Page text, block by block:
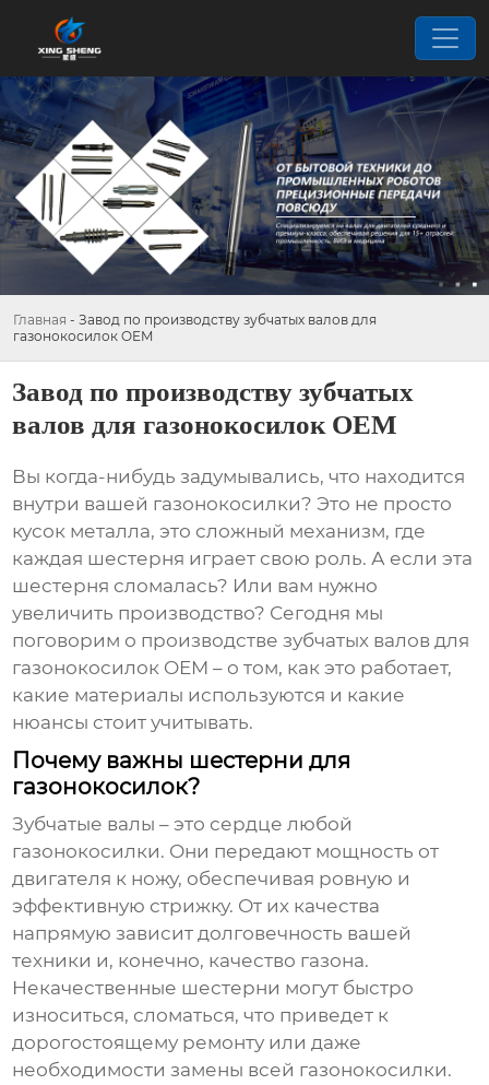
Главная - Завод по производству зубчатых валов для
газонокосилок OEM
Завод по производству зубчатых
валов для газонокосилок OEM
Вы когда-нибудь задумывались, что находится
внутри вашей газонокосилки? Это не просто
кусок металла, это сложный механизм, где
каждая шестерня играет свою роль. А если эта
шестерня сломалась? Или вам нужно
увеличить производство? Сегодня мы
поговорим о производстве зубчатых валов для
газонокосилок OEM – о том, как это работает,
какие материалы используются и какие
нюансы стоит учитывать.
Почему важны шестерни для
газонокосилок?
Зубчатые валы – это сердце любой
газонокосилки. Они передают мощность от
двигателя к ножу, обеспечивая ровную и
эффективную стрижку. От их качества
напрямую зависит долговечность вашей
техники и, конечно, качество газона.
Некачественные шестерни могут быстро
износиться, сломаться, что приведет к
дорогостоящему ремонту или даже
необходимости замены всей газонокосилки.